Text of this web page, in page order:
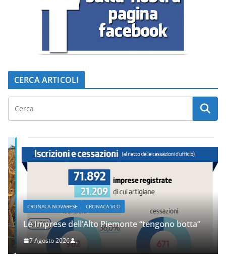
CERCA ARTICOLI
CRONACA NOVARESE CRONACA VCO
Le Imprese dell’Alto Piemonte “tengono botta”
7 Agosto 2026 .